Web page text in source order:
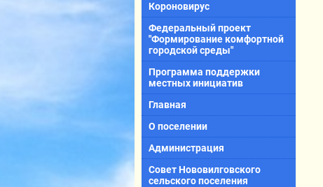
Короновирус
Федеральный проект
"Формирование комфортной
городской среды"
Программа поддержки
местных инициатив
Главная
О поселении
Администрация
Совет Нововилговского
сельского поселения